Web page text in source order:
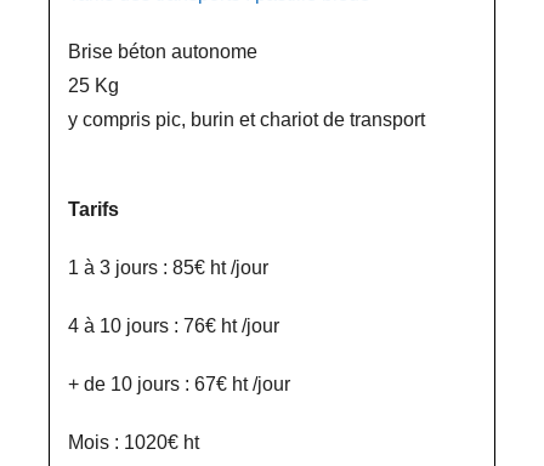
Brise béton autonome
25 Kg
y compris pic, burin et chariot de transport
Tarifs
1 à 3 jours : 85€ ht /jour
4 à 10 jours : 76€ ht /jour
+ de 10 jours : 67€ ht /jour
Mois : 1020€ ht